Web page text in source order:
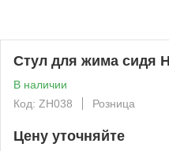
Стул для жима сидя
В наличии
Код: ZH038
Розница
Цену уточняйте